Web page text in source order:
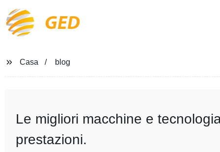
GED
Casa blog
Le migliori macchine e
prestazioni.